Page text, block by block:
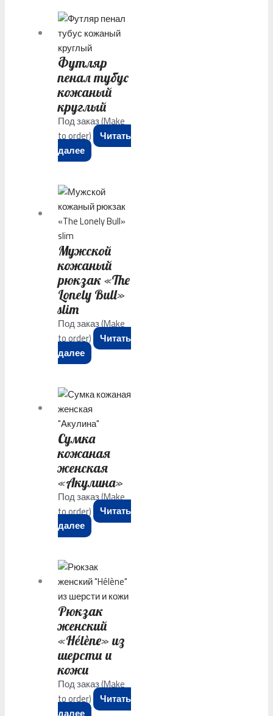
Футляр
пенал тубус
кожаный
круглый
Под заказ (Make
to order)
Читать
далее
Мужской
кожаный
рюкзак «The
Lonely Bull»
slim
Под заказ (Make
to order)
Читать
далее
Сумка
кожаная
женская
«Акулина»
Под заказ (Make
to order)
Читать
далее
Рюкзак
женский
«Hélène» из
шерсти и
кожи
Под заказ (Make
to order)
Читать